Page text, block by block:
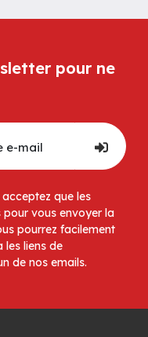
pour ne
que les
pour vous envoyer la
pourrez facilement
les liens de
de nos emails.